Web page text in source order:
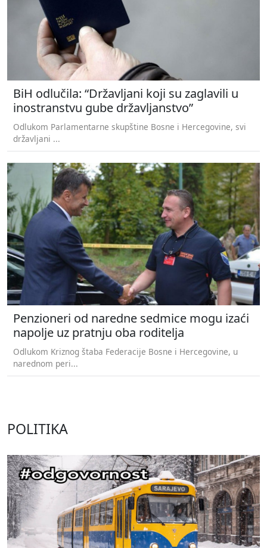
BiH odlučila: “Državljani koji su zaglavili u
inostranstvu gube državljanstvo”
Odlukom Parlamentarne skupštine Bosne i Hercegovine, svi
državljani ...
Penzioneri od naredne sedmice mogu izaći
napolje uz pratnju oba roditelja
Odlukom Kriznog štaba Federacije Bosne i Hercegovine, u
narednom peri...
POLITIKA